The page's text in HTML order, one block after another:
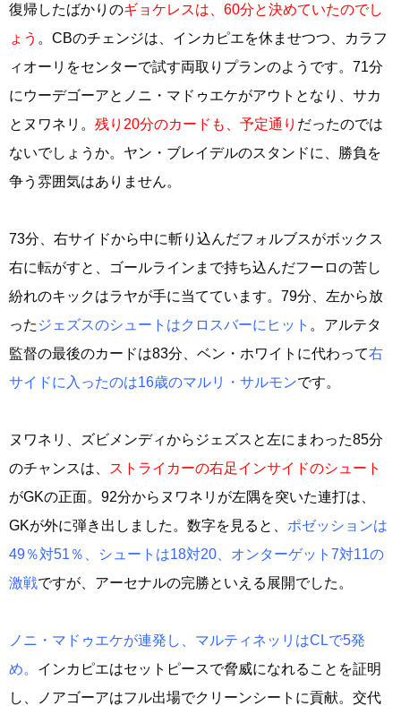
復帰したばかりのギョケレスは、60分と決めていたのでし
ょう 。CBのチェンジは、インカピエを休ませつつ、カラフ
ィオーリをセンターで試す両取りプランのようです。71分
にウーデゴーアとノニ・マドゥエケがアウトとなり、サカ
とヌワネリ。 残り20分のカードも、予定通り だったのでは
ないでしょうか。ヤン・ブレイデルのスタンドに、勝負を
争う雰囲気はありません。
73分、右サイドから中に斬り込んだフォルブスがボックス
右に転がすと、ゴールラインまで持ち込んだフーロの苦し
紛れのキックはラヤが手に当てています。79分、左から放
った ジェズスのシュートはクロスバーにヒット 。アルテタ
監督の最後のカードは83分、ベン・ホワイトに代わって右
サイドに入ったのは16歳のマルリ・サルモンです。
ヌワネリ、ズビメンディからジェズスと左にまわった85分
のチャンスは、
ストライカーの右足インサイドのシュート
がGKの正面。92分からヌワネリが左隅を突いた連打は、
GKが外に弾き出しました。数字を見ると、 ポゼッションは
49％対51％、シュートは18対20、オンターゲット7対11の
激戦ですが、アーセナルの完勝といえる展開でした。
ノニ・マドゥエケが連発し、マルティネッリはCLで5発
め。 インカピエはセットピースで脅威になれることを証明
し、ノアゴーアはフル出場でクリーンシートに貢献。交代